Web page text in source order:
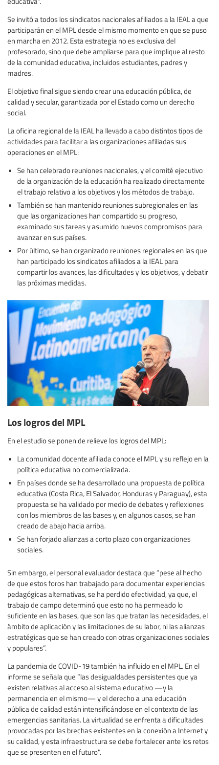
Se invitó a todos los sindicatos nacionales afiliados a la IEAL a que
participarán en el MPL desde el mismo momento en que se puso
en marcha en 2012. Esta estrategia no es exclusiva del
profesorado, sino que debe ampliarse para que implique al resto
de la comunidad educativa, incluidos estudiantes, padres y
madres.
El objetivo final sigue siendo crear una educación pública, de
calidad y secular, garantizada por el Estado como un derecho
social.
La oficina regional de la IEAL ha llevado a cabo distintos tipos de
actividades para facilitar a las organizaciones afiliadas sus
operaciones en el MPL:
Se han celebrado reuniones nacionales, y el comité ejecutivo
de la organización de la educación ha realizado directamente
el trabajo relativo a los objetivos y los métodos de trabajo.
También se han mantenido reuniones subregionales en las
que las organizaciones han compartido su progreso,
examinado sus tareas y asumido nuevos compromisos para
avanzar en sus países.
Por último, se han organizado reuniones regionales en las que
han participado los sindicatos afiliados a la IEAL para
compartir los avances, las dificultades y los objetivos, y debatir
las próximas medidas.
Los logros del MPL
En el estudio se ponen de relieve los logros del MPL:
La comunidad docente afiliada conoce el MPL y su reflejo en la
política educativa no comercializada.
En países donde se ha desarrollado una propuesta de política
educativa (Costa Rica, El Salvador, Honduras y Paraguay), esta
propuesta se ha validado por medio de debates y reflexiones
con los miembros de las bases y, en algunos casos, se han
creado de abajo hacia arriba.
Se han forjado alianzas a corto plazo con organizaciones
sociales.
Sin embargo, el personal evaluador destaca que “pese al hecho
de que estos foros han trabajado para documentar experiencias
pedagógicas alternativas, se ha perdido efectividad, ya que, el
trabajo de campo determinó que esto no ha permeado lo
suficiente en las bases, que son las que tratan las necesidades, el
ámbito de aplicación y las limitaciones de su labor, ni las alianzas
estratégicas que se han creado con otras organizaciones sociales
y populares”.
La pandemia de COVID-19 también ha influido en el MPL. En el
informe se señala que “las desigualdades persistentes que ya
existen relativas al acceso al sistema educativo —y la
permanencia en el mismo— y el derecho a una educación
pública de calidad están intensificándose en el contexto de las
emergencias sanitarias. La virtualidad se enfrenta a dificultades
provocadas por las brechas existentes en la conexión a Internet y
su calidad, y esta infraestructura se debe fortalecer ante los retos
que se presenten en el futuro”.